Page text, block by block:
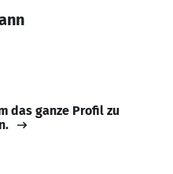
das ganze Profil zu